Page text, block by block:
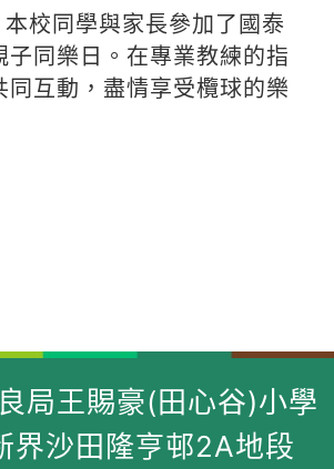
校同學與家長參加了國泰
子同樂日。在專業教練的指
同互動，盡情享受欖球的樂
局王賜豪(田心谷)小學
界沙田隆亨邨2A地段